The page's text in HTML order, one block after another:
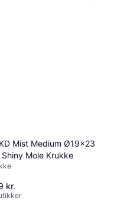
Mist Medium Ø19x23
Mole Krukke
kr.